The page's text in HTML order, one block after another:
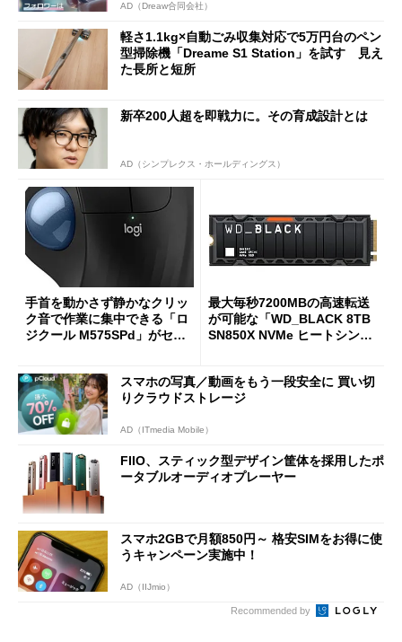
AD（Dreaw合同会社）
軽さ1.1kg×自動ごみ収集対応で5万円台のペン
型掃除機「Dreame S1 Station」を試す 見え
た長所と短所
新卒200人超を即戦力に。その育成設計とは
AD（シンプレクス・ホールディングス）
手首を動かさず静かなクリッ
ク音で作業に集中できる「ロ
ジクール M575SPd」がセー
最大毎秒7200MBの高速転送
が可能な「WD_BLACK 8TB
SN850X NVMe ヒートシンク
スマホの写真／動画をもう一段安全に 買い切
りクラウドストレージ
AD（ITmedia Mobile）
FIIO、スティック型デザイン筐体を採用したポ
ータブルオーディオプレーヤー
スマホ2GBで月額850円～ 格安SIMをお得に使
うキャンペーン実施中！
AD（IIJmio）
Recommended by